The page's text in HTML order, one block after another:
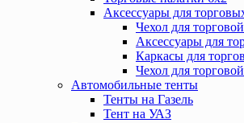
Аксессуары для
Чехол для
Аксессуары для
Каркасы для
Чехол для
Автомобильные тенты
Тенты на Газель
Тент на УАЗ